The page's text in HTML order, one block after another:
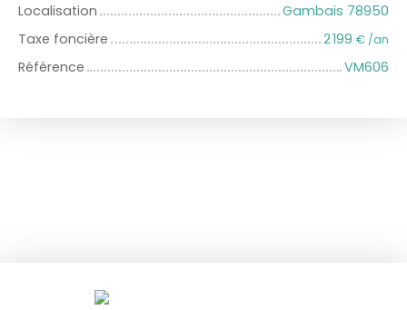
Localisation
Gambais 78950
Taxe foncière
2 199 € /an
Référence VM606